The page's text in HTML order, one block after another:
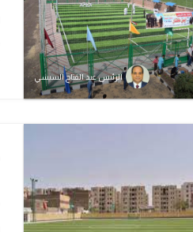
الرئيس عبد الفتاح السيسي